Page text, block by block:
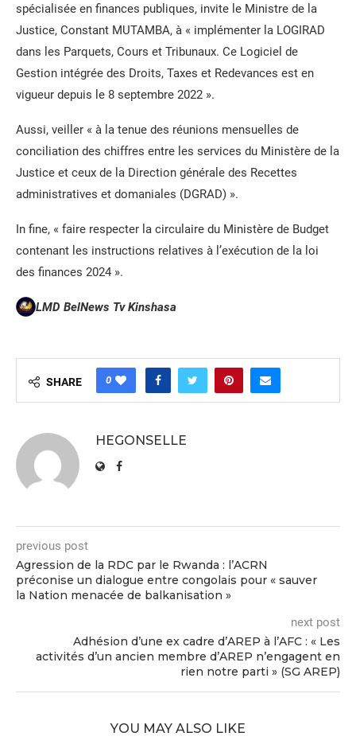
spécialisée en finances publiques, invite le Ministre de la
Justice, Constant MUTAMBA, à « implémenter la LOGIRAD
dans les Parquets, Cours et Tribunaux. Ce Logiciel de
Gestion intégrée des Droits, Taxes et Redevances est en
vigueur depuis le 8 septembre 2022 ».
Aussi, veiller « à la tenue des réunions mensuelles de
conciliation des chiffres entre les services du Ministère de la
Justice et ceux de la Direction générale des Recettes
administratives et domaniales (DGRAD) ».
In fine, « faire respecter la circulaire du Ministère de Budget
contenant les instructions relatives à l’exécution de la loi
des finances 2024 ».
LMD BelNews Tv Kinshasa
SHARE 0
HEGONSELLE
previous post
Agression de la RDC par le Rwanda : l’ACRN
préconise un dialogue entre congolais pour « sauver
la Nation menacée de balkanisation »
next post
Adhésion d’une ex cadre d’AREP à l’AFC : « Les
activités d’un ancien membre d’AREP n’engagent en
rien notre parti » (SG AREP)
YOU MAY ALSO LIKE